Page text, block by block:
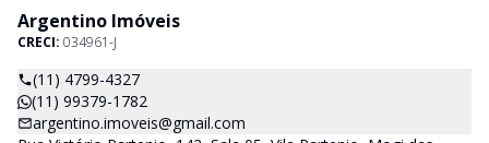
Argentino Imóveis
CRECI: 034961-J
(11) 4799-4327
(11) 99379-1782
argentino.imoveis@gmail.com